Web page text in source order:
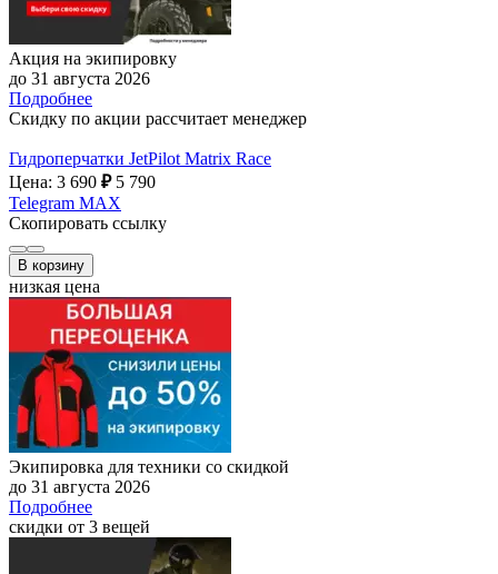
Акция на экипировку
до 31 августа 2026
Подробнее
Скидку по акции рассчитает менеджер
Гидроперчатки JetPilot Matrix Race
Цена: 3 690 ₽ 5 790
Telegram MAX
Скопировать ссылку
В корзину
низкая цена
Экипировка для техники со скидкой
до 31 августа 2026
Подробнее
скидки от 3 вещей